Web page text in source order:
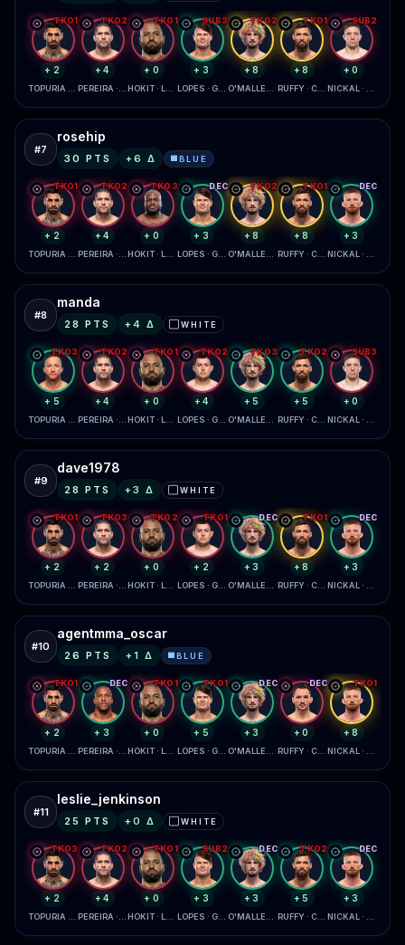
TKO1
+2
TKO2
+4
TKO1
+0
SUB3
+3
TKO2
+8
TKO1
+8
RUFFY · CHANDLER
SUB2
+0
#7
rosehip
30 PTS +6 Δ 🟦 BLUE
TKO1
+2
TKO2
+4
TKO3
+0
DEC
+3
TKO2
+8
TKO1
+8
RUFFY · CHANDLER
DEC
+3
#8
manda
28 PTS +4 Δ WHITE
TKO3
+5
TKO2
+4
TKO1
+0
TKO2
+4
TKO3
+5
TKO2
+5
RUFFY · CHANDLER
SUB3
+0
#9
dave1978
28 PTS +3 Δ WHITE
TKO1
+2
TKO3
+2
TKO2
+0
TKO1
+2
DEC
+3
TKO1
+8
RUFFY · CHANDLER
DEC
+3
#10
agentmma_oscar
26 PTS +1 Δ 🟦 BLUE
TKO1
+2
DEC
+3
TKO1
+0
TKO1
+5
DEC
+3
DEC
+0
RUFFY · CHANDLER
TKO1
+8
#11
leslie_jenkinson
25 PTS +0 Δ WHITE
TKO3
+2
TKO2
+4
TKO1
+0
SUB2
+3
DEC
+3
TKO2
+5
RUFFY · CHANDLER
DEC
+3